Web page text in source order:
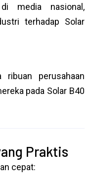
media nasional,
terhadap Solar
perusahaan
pada Solar B40
Praktis
cepat: